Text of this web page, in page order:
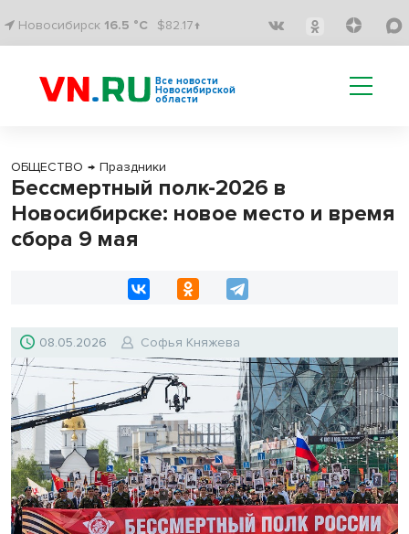
Новосибирск 16.5 °C $82.17↑
Все новости
Новосибирской
области
ОБЩЕСТВО → Праздники
Бессмертный полк-2026 в
Новосибирске: новое место и время
сбора 9 мая
08.05.2026 Софья Княжева